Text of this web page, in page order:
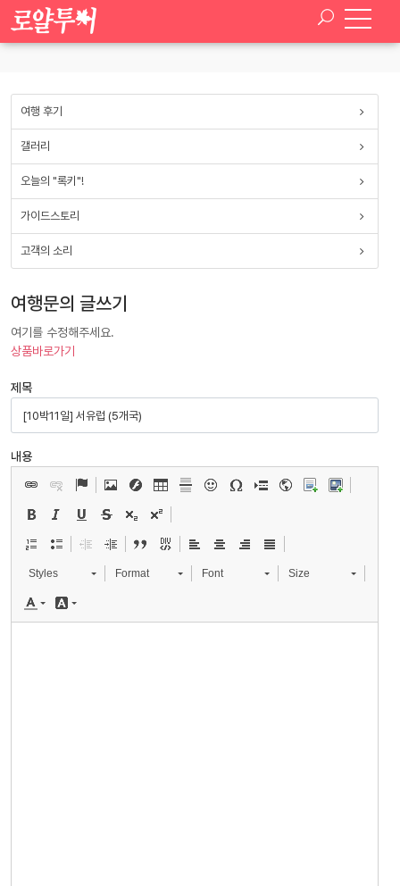
SELECT * FROM paran_board_setup WHERE board_type ='tour_qna'
여행 후기
갤러리
오늘의 "록키"!
가이드스토리
고객의 소리
여행문의 글쓰기
여기를 수정해주세요.
상품바로가기
제목
내용
Styles Format Font Size